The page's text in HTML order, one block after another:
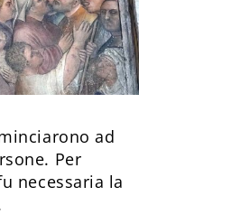
ad
Per
necessaria la